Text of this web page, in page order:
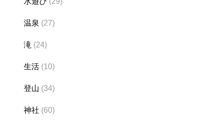
温泉 (27)
滝 (24)
生活 (10)
登山 (34)
神社 (60)